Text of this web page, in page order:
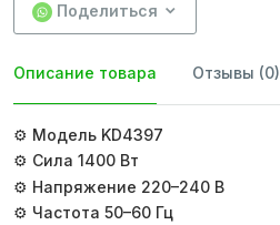
Поделиться
Описание товара Отзывы (0)
⚙️ Модель KD4397
⚙️ Сила 1400 Вт
⚙️ Напряжение 220–240 В
⚙️ Частота 50–60 Гц